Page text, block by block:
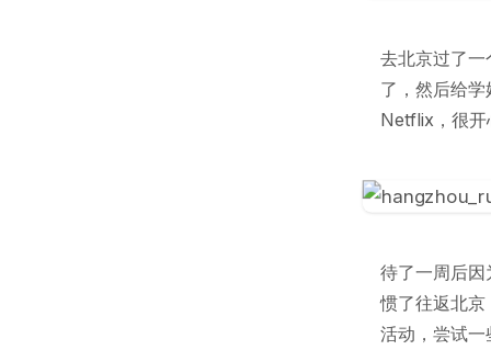
去北京过了
了，然后给
Netflix，很开
待了一周后
惯了往返北京
活动，尝试一